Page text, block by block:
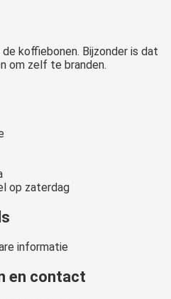
koffiebonen. Bijzonder is dat
om zelf te branden.
op zaterdag
informatie
en contact